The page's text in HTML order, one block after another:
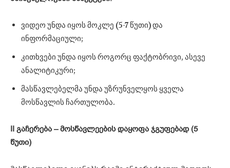
ვიდეო უნდა იყოს მოკლე (5-7 წუთი) და
ინფორმაციული;
კითხვები უნდა იყოს როგორც ფაქტობრივი, ასევე
ანალიტიკური;
მასწავლებელმა უნდა უზრუნველყოს ყველა
მოსწავლის ჩართულობა.
II გაჩერება –მოსწავლეებისდაყოფა ჯგუფებად (5
წუთი)